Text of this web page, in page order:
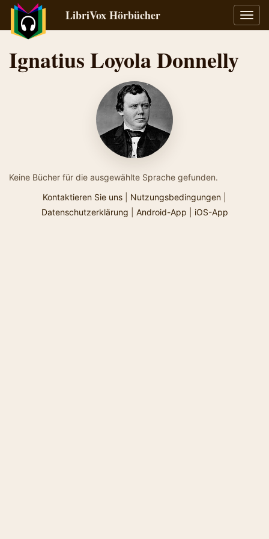
LibriVox Hörbücher
Ignatius Loyola Donnelly
Keine Bücher für die ausgewählte Sprache gefunden.
Kontaktieren Sie uns
Nutzungsbedingungen
Datenschutzerklärung
Android-App iOS-App